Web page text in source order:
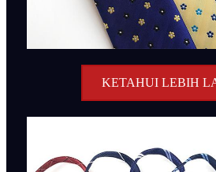
KETAHUI LEBIH